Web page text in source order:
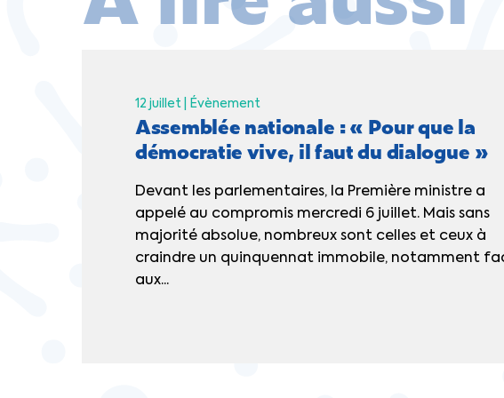
12 juillet | Évènement
Assemblée nationale : « Pour que la
démocratie vive, il faut du dialogue »
Devant les parlementaires, la Première ministre a
appelé au compromis mercredi 6 juillet. Mais sans
majorité absolue, nombreux sont celles et ceux à
craindre un quinquennat immobile, notamment
aux...